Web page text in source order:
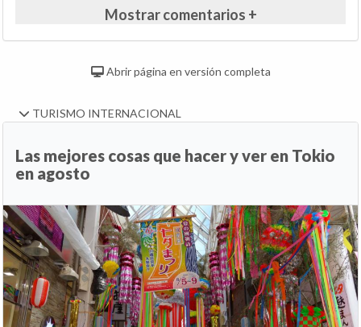
Mostrar comentarios +
Abrir página en versión completa
TURISMO INTERNACIONAL
Las mejores cosas que hacer y ver en Tokio
en agosto
Anterior